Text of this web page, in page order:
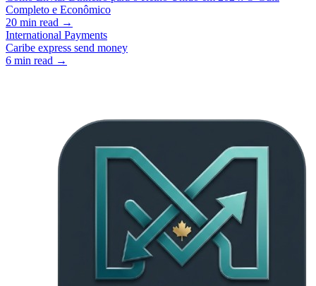
Completo e Econômico
20 min read →
International Payments
Caribe express send money
6 min read →